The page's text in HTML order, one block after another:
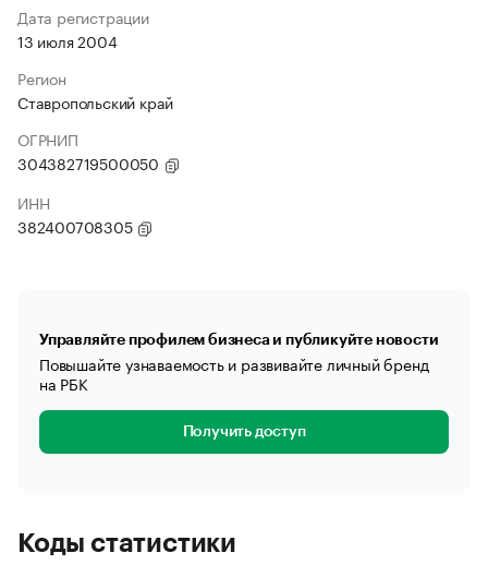
Дата регистрации
13 июля 2004
Регион
Ставропольский край
ОГРНИП
304382719500050
ИНН
382400708305
Управляйте профилем бизнеса и публикуйте новости
Повышайте узнаваемость и развивайте личный бренд
на РБК
Получить доступ
Коды статистики